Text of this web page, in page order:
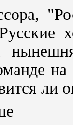
на
ли